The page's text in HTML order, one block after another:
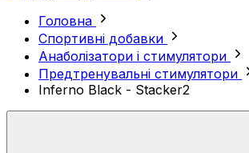
Головна
Спортивні добавки
Анаболізатори і стимулятори
Предтренувальні стимулятори
Inferno Black - Stacker2